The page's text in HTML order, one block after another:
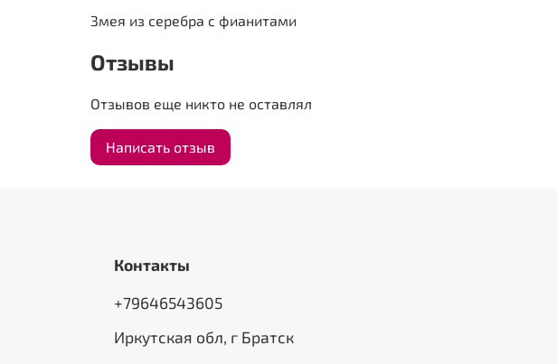
Змея из серебра с фианитами
Отзывы
Отзывов еще никто не оставлял
Написать отзыв
Контакты
+79646543605
Иркутская обл, г Братск